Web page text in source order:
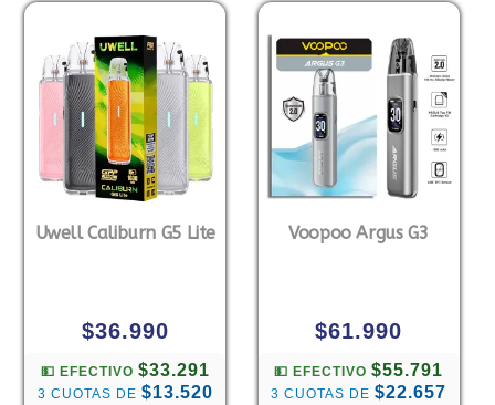
Uwell Caliburn G5 Lite
$36.990
💵 EFECTIVO $33.291
3 CUOTAS DE $13.520
Voopoo Argus G3
$61.990
💵 EFECTIVO$55.791
3 CUOTAS DE$22.657